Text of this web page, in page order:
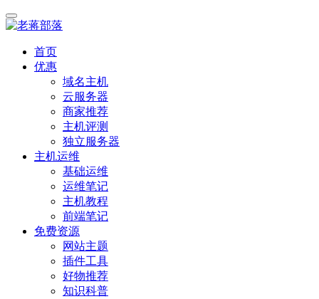
首页
优惠
域名主机
云服务器
商家推荐
主机评测
独立服务器
主机运维
基础运维
运维笔记
主机教程
前端笔记
免费资源
网站主题
插件工具
好物推荐
知识科普